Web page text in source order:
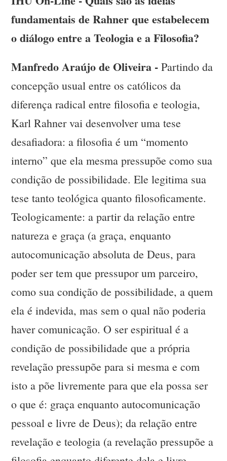
fundamentais de Rahner que estabelecem
o diálogo entre a Teologia e a Filosofia?
Manfredo Araújo de Oliveira - Partindo da
concepção usual entre os católicos da
diferença radical entre filosofia e teologia,
Karl Rahner vai desenvolver uma tese
desafiadora: a filosofia é um “momento
interno” que ela mesma pressupõe como sua
condição de possibilidade. Ele legitima sua
tese tanto teológica quanto filosoficamente.
Teologicamente: a partir da relação entre
natureza e graça (a graça, enquanto
autocomunicação absoluta de Deus, para
poder ser tem que pressupor um parceiro,
como sua condição de possibilidade, a quem
ela é indevida, mas sem o qual não poderia
haver comunicação. O ser espiritual é a
condição de possibilidade que a própria
revelação pressupõe para si mesma e com
isto a põe livremente para que ela possa ser
o que é: graça enquanto autocomunicação
pessoal e livre de Deus); da relação entre
revelação e teologia (a revelação pressupõe a